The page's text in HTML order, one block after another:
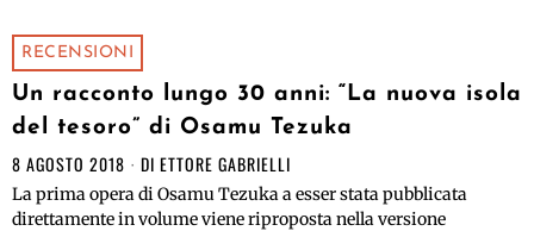
RECENSIONI
Un racconto lungo 30 anni: “La nuova isola
del tesoro” di Osamu Tezuka
8 AGOSTO 2018 DI ETTORE GABRIELLI
La prima opera di Osamu Tezuka a esser stata pubblicata
direttamente in volume viene riproposta nella versione